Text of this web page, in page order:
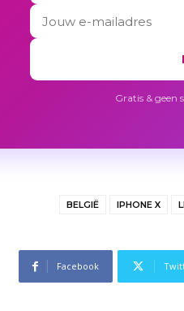
Gratis & geen
BELGIË IPHONE X
Facebook